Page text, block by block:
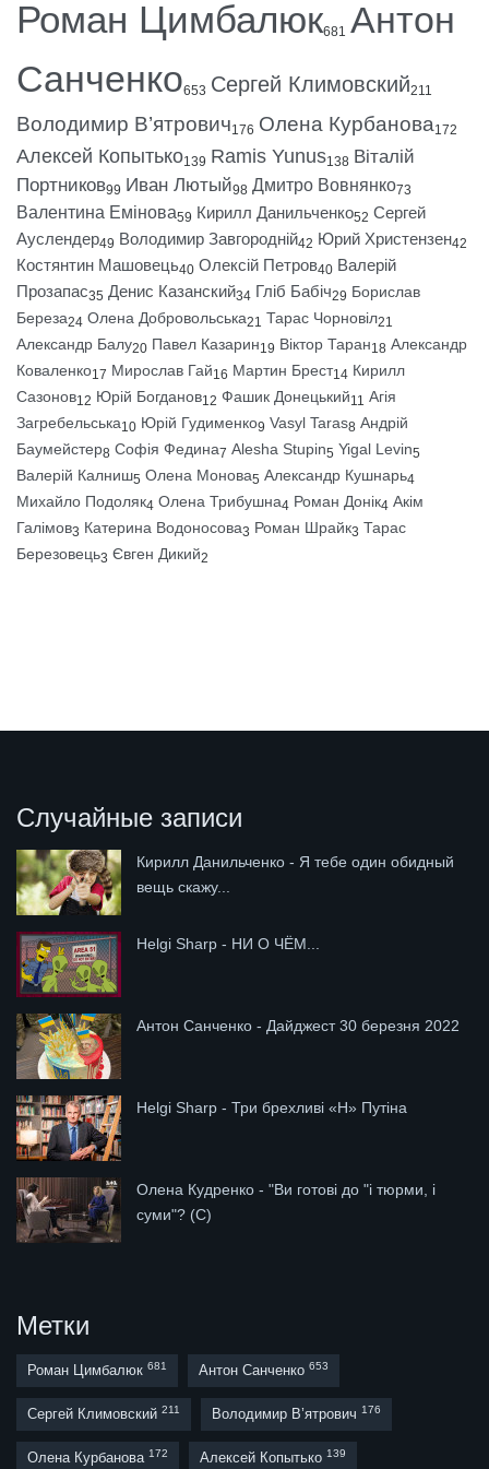
Роман Цимбалюк681 Антон
Санченко653 Сергей Климовский211
Володимир В’ятрович176 Олена Курбанова172
Алексей Копытько139 Ramis Yunus138 Віталій
Портников99 Иван Лютый98 Дмитро Вовнянко73
Валентина Емінова59 Кирилл Данильченко52 Сергей
Ауслендер49 Володимир Завгородній42 Юрий Христензен42
Костянтин Машовець40 Олексій Петров40 Валерій
Прозапас35 Денис Казанский34 Гліб Бабіч29 Борислав
Береза24 Олена Добровольська21 Тарас Чорновіл21
Александр Балу20 Павел Казарин19 Віктор Таран18 Александр
Коваленко17 Мирослав Гай16 Мартин Брест14 Кирилл
Сазонов12 Юрій Богданов12 Фашик Донецький11 Агія
Загребельська10 Юрій Гудименко9 Vasyl Taras8 Андрій
Баумейстер8 Софія Федина7 Alesha Stupin5 Yigal Levin5
Валерій Калниш5 Олена Монова5 Александр Кушнарь4
Михайло Подоляк4 Олена Трибушна4 Роман Донік4 Акім
Галімов3 Катерина Водоносова3 Роман Шрайк3 Тарас
Березовець3 Євген Дикий2
Случайные записи
Кирилл Данильченко - Я тебе один обидный
вещь скажу...
Helgi Sharp - НИ О ЧЁМ...
Антон Санченко - Дайджест 30 березня 2022
Helgi Sharp - Три брехливі «Н» Путіна
Олена Кудренко - "Ви готові до "і тюрми, і
суми"? (С)
Метки
Роман Цимбалюк 681 Антон Санченко 653
Сергей Климовский 211 Володимир В’ятрович 176
Олена Курбанова 172 Алексей Копытько 139